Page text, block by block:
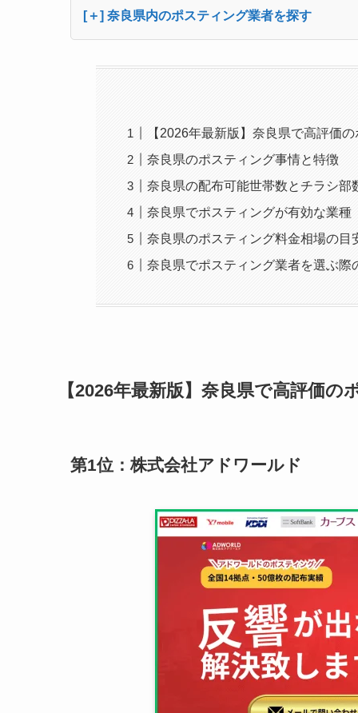
[＋] 奈良県内のポスティング業者を探す
【2026年最新版】奈良県で高評価
奈良県のポスティング事情と特徴
奈良県の配布可能世帯数とチラシ部
奈良県でポスティングが有効な業種
奈良県のポスティング料金相場の目
奈良県でポスティング業者を選ぶ際
【2026年最新版】奈良県で高評価の
第1位：株式会社アドワールド